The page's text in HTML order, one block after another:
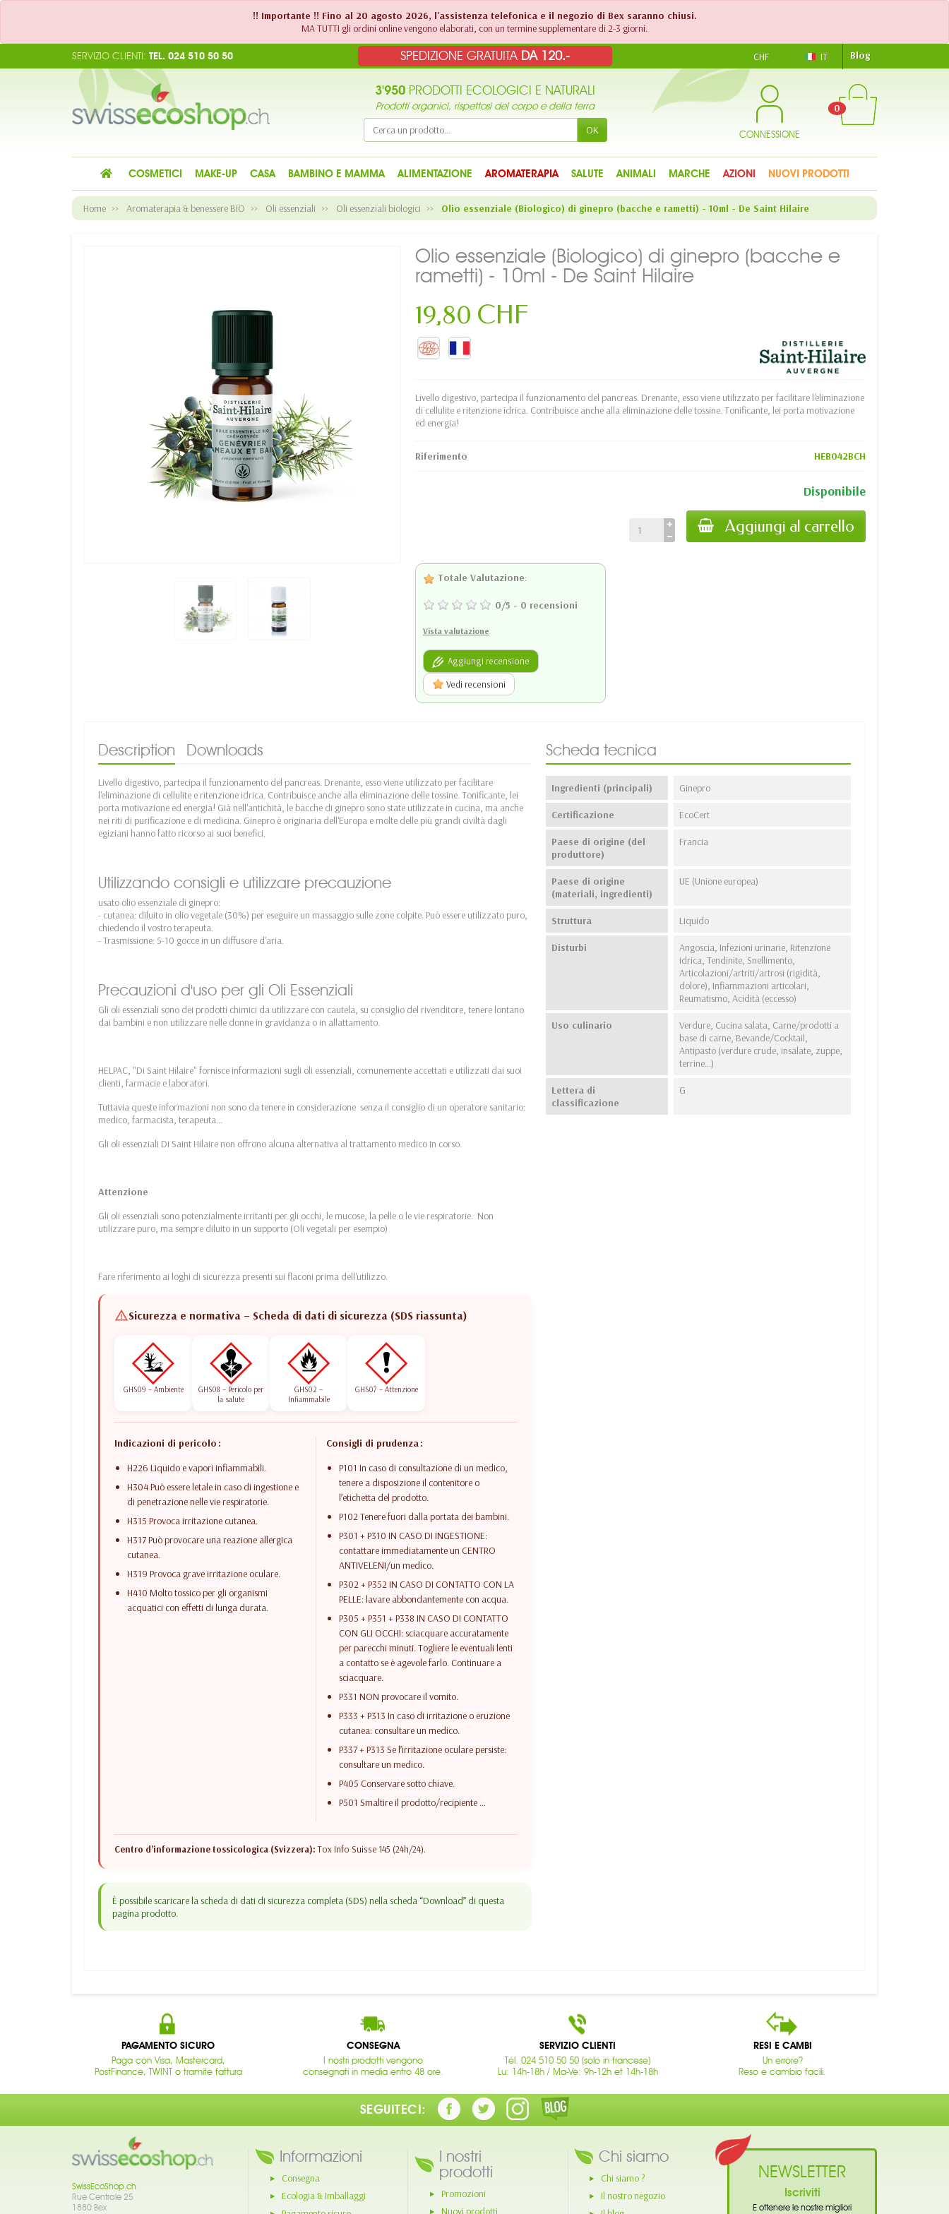
!! Importante !! Fino al 20 agosto 2026, l'assistenza telefonica e il negozio di Bex saranno chiusi.
MA TUTTI gli ordini online vengono elaborati, con un termine supplementare di 2-3 giorni.
SPEDIZIONE GRATUITA DA 120.-
SERVIZIO CLIENTI: TEL. 024 510 50 50 CHF IT Blog
3'950 PRODOTTI ECOLOGICI E NATURALI
Prodotti organici, rispettosi del corpo e della terra
OK CONNESSIONE
0
COSMETICI MAKE-UP CASA BAMBINO E MAMMA ALIMENTAZIONE AROMATERAPIA SALUTE ANIMALI MARCHE AZIONI NUOVI PRODOTTI
Home Aromaterapia & benessere BIO Oli essenziali Oli essenziali biologici Olio essenziale (Biologico) di ginepro (bacche e rametti) - 10ml - De Saint Hilaire
Olio essenziale (Biologico) di ginepro (bacche e
rametti) - 10ml - De Saint Hilaire
19,80 CHF
Livello digestivo, partecipa il funzionamento del pancreas. Drenante, esso viene utilizzato per facilitare l'eliminazione
di cellulite e ritenzione idrica. Contribuisce anche alla eliminazione delle tossine. Tonificante, lei porta motivazione
ed energia!
Riferimento HEB042BCH
Disponibile
Aggiungi al carrello
Totale Valutazione:
0/5 - 0 recensioni
Vista valutazione
Aggiungi recensione
Vedi recensioni
Description Downloads
Livello digestivo, partecipa il funzionamento del pancreas. Drenante, esso viene utilizzato per facilitare
l'eliminazione di cellulite e ritenzione idrica. Contribuisce anche alla eliminazione delle tossine. Tonificante, lei
porta motivazione ed energia! Già nell'antichità, le bacche di ginepro sono state utilizzate in cucina, ma anche
nei riti di purificazione e di medicina. Ginepro è originaria dell'Europa e molte delle più grandi civiltà dagli
egiziani hanno fatto ricorso ai suoi benefici.
Utilizzando consigli e utilizzare precauzione
usato olio essenziale di ginepro:
- cutanea: diluito in olio vegetale (30%) per eseguire un massaggio sulle zone colpite. Può essere utilizzato puro,
chiedendo il vostro terapeuta.
- Trasmissione: 5-10 gocce in un diffusore d'aria.
Precauzioni d'uso per gli Oli Essenziali
Gli oli essenziali sono dei prodotti chimici da utilizzare con cautela, su consiglio del rivenditore, tenere lontano
dai bambini e non utilizzare nelle donne in gravidanza o in allattamento.
HELPAC, "Di Saint Hilaire" fornisce informazioni sugli oli essenziali, comunemente accettati e utilizzati dai suoi
clienti, farmacie e laboratori.
Tuttavia queste informazioni non sono da tenere in considerazione senza il consiglio di un operatore sanitario:
medico, farmacista, terapeuta...
Gli oli essenziali Di Saint Hilaire non offrono alcuna alternativa al trattamento medico in corso.
Attenzione
Gli oli essenziali sono potenzialmente irritanti per gli occhi, le mucose, la pelle o le vie respiratorie. Non
utilizzare puro, ma sempre diluito in un supporto (Oli vegetali per esempio)
Fare riferimento ai loghi di sicurezza presenti sui flaconi prima dell'utilizzo.
Sicurezza e normativa – Scheda di dati di sicurezza (SDS riassunta)
GHS09 – Ambiente
GHS08 – Pericolo per
la salute
GHS02 –
Infiammabile
GHS07 – Attenzione
Indicazioni di pericolo :
H226 Liquido e vapori infiammabili.
H304 Può essere letale in caso di ingestione e
di penetrazione nelle vie respiratorie.
H315 Provoca irritazione cutanea.
H317 Può provocare una reazione allergica
cutanea.
H319 Provoca grave irritazione oculare.
H410 Molto tossico per gli organismi
acquatici con effetti di lunga durata.
Consigli di prudenza :
P101 In caso di consultazione di un medico,
tenere a disposizione il contenitore o
l’etichetta del prodotto.
P102 Tenere fuori dalla portata dei bambini.
P301 + P310 IN CASO DI INGESTIONE:
contattare immediatamente un CENTRO
ANTIVELENI/un medico.
P302 + P352 IN CASO DI CONTATTO CON LA
PELLE: lavare abbondantemente con acqua.
P305 + P351 + P338 IN CASO DI CONTATTO
CON GLI OCCHI: sciacquare accuratamente
per parecchi minuti. Togliere le eventuali lenti
a contatto se è agevole farlo. Continuare a
sciacquare.
P331 NON provocare il vomito.
P333 + P313 In caso di irritazione o eruzione
cutanea: consultare un medico.
P337 + P313 Se l’irritazione oculare persiste:
consultare un medico.
P405 Conservare sotto chiave.
P501 Smaltire il prodotto/recipiente …
Centro d’informazione tossicologica (Svizzera):Tox Info Suisse 145 (24h/24).
È possibile scaricare la scheda di dati di sicurezza completa (SDS) nella scheda “Download” di questa
pagina prodotto.
Scheda tecnica
Ingredienti (principali) Ginepro
Certificazione EcoCert
Paese di origine (del
produttore)
Francia
Paese di origine
(materiali, ingredienti)
UE (Unione europea)
Struttura Liquido
Disturbi
Angoscia, Infezioni urinarie, Ritenzione
idrica, Tendinite, Snellimento,
Articolazioni/artriti/artrosi (rigidità,
dolore), Infiammazioni articolari,
Reumatismo, Acidità (eccesso)
Uso culinario
Verdure, Cucina salata, Carne/prodotti a
base di carne, Bevande/Cocktail,
Antipasto (verdure crude, insalate, zuppe,
terrine...)
Lettera di
classificazione
G
PAGAMENTO SICURO
Paga con Visa, Mastercard,
PostFinance, TWINT o tramite fattura
CONSEGNA
I nostri prodotti vengono
consegnati in media entro 48 ore.
SERVIZIO CLIENTI
Tél. 024 510 50 50 (solo in francese)
Lu: 14h-18h / Ma-Ve: 9h-12h et 14h-18h
RESI E CAMBI
Un errore?
Reso e cambio facili.
SEGUITECI:
SwissEcoShop.ch
Rue Centrale 25
1880 Bex
Informazioni
Consegna
Ecologia & Imballaggi
I nostri
prodotti
Promozioni
Nuovi prodotti
Chi siamo
Chi siamo ?
Il nostro negozio
NEWSLETTER
Iscriviti
E ottenere le nostre migliori